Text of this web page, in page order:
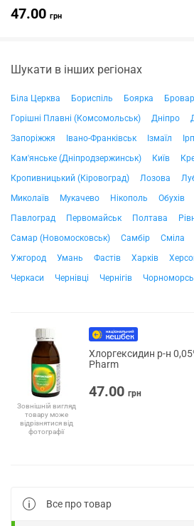
47.00 грн
Шукати в інших регіонах
Біла Церква Бориспіль Боярка
Горішні Плавні (Комсомольськ)
Дніпро
Запоріжжя
Івано-Франківськ Ізмаїл
Кам'янське (Дніпродзержинськ)
Київ
Кропивницький (Кіровоград)
Лозова
Миколаїв
Мукачево Нікополь Обухів
Павлоград
Первомайськ Полтава
Самар (Новомосковськ)
Самбір Сміла
Ужгород
Умань Фастів Харків
Черкаси
Чернівці Чернігів
Зовнішній вигляд
товару може
відрізнятися від
фотографії
Хлоргексидин р-н
Pharm
47.00 грн
Все про товар